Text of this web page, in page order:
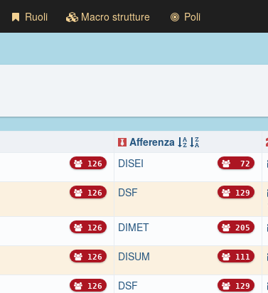
Ruoli Macro strutture Poli
Afferenza
126 DISEI 72
126 DSF 129
126 DIMET 205
126 DISUM 111
126 DSF 129